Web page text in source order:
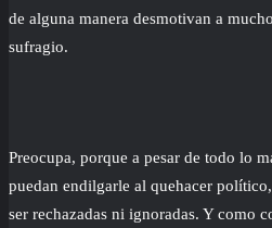
de alguna manera desmotivan a
sufragio.
Preocupa, porque a pesar de todo lo
puedan endilgarle al quehacer
ser rechazadas ni ignoradas. Y como